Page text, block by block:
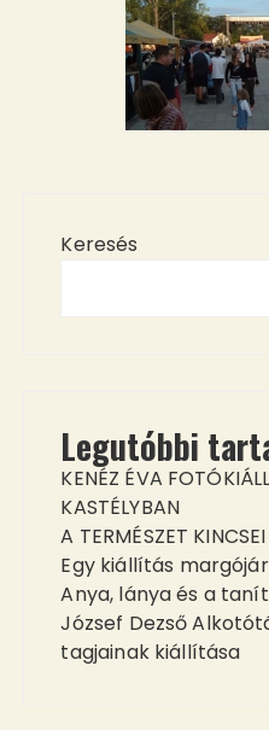
Keresés
Legutóbbi
KENÉZ ÉVA
KASTÉLYBAN
A TERMÉSZET KINCSEI
Egy kiállítás
Anya, lánya és a
József Dezső
tagjainak kiállítása